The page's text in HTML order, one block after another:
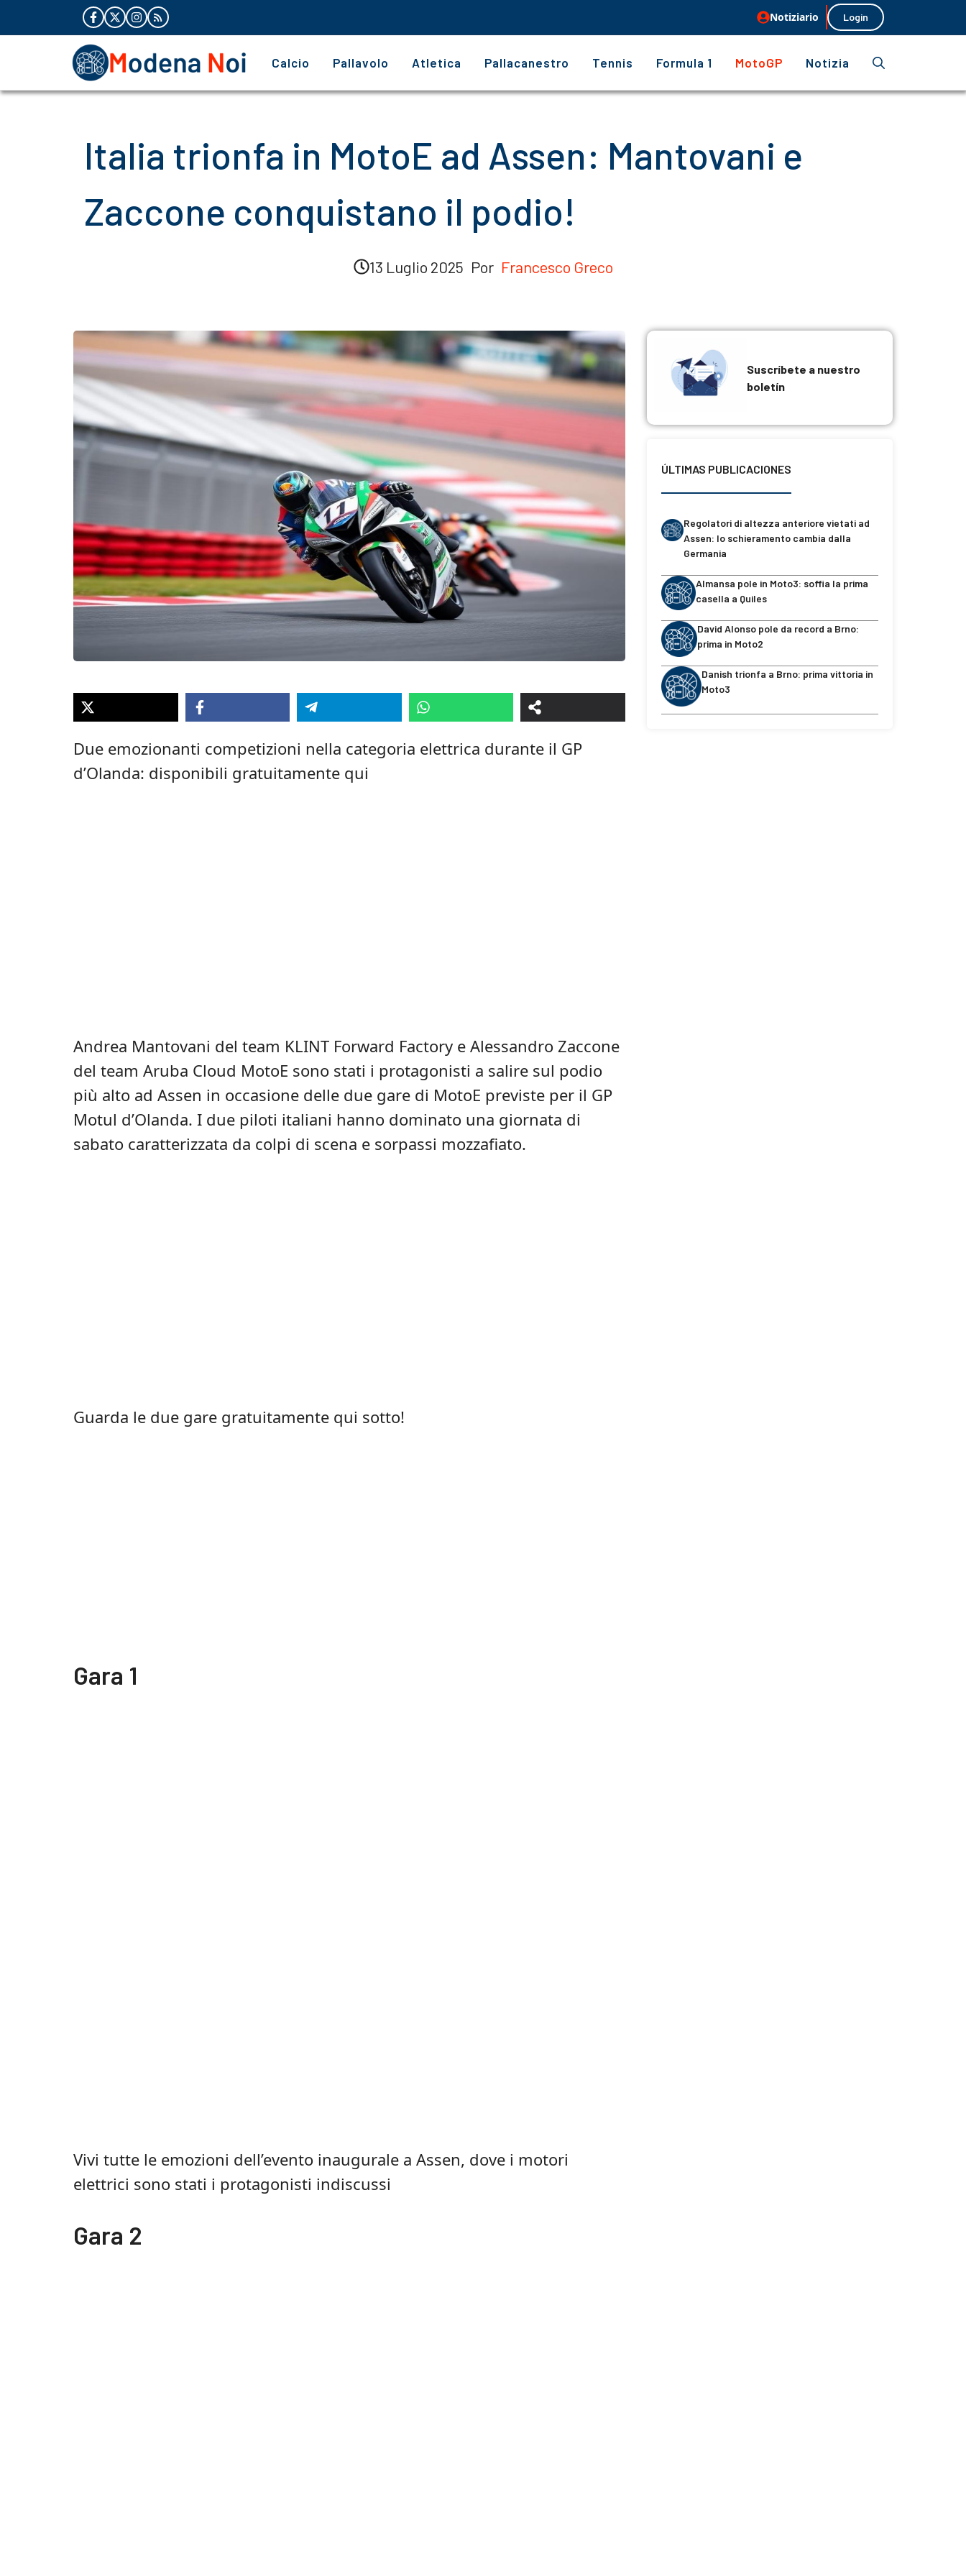
al
Notiziario Login
Calcio Pallavolo Atletica Pallacanestro Tennis Formula 1 MotoGP Notizia
Italia trionfa in MotoE ad Assen: Mantovani e
Zaccone conquistano il podio!
13 Luglio 2025 Por Francesco Greco
Due emozionanti competizioni nella categoria elettrica durante il GP
d’Olanda: disponibili gratuitamente qui
Andrea Mantovani del team KLINT Forward Factory e Alessandro Zaccone
del team Aruba Cloud MotoE sono stati i protagonisti a salire sul podio
più alto ad Assen in occasione delle due gare di MotoE previste per il GP
Motul d’Olanda. I due piloti italiani hanno dominato una giornata di
sabato caratterizzata da colpi di scena e sorpassi mozzafiato.
Guarda le due gare gratuitamente qui sotto!
Gara 1
Vivi tutte le emozioni dell’evento inaugurale a Assen, dove i motori
elettrici sono stati i protagonisti indiscussi
Gara 2
Suscríbete a nuestro
boletín
ÚLTIMAS PUBLICACIONES
Regolatori di altezza anteriore vietati ad
Assen: lo schieramento cambia dalla
Germania
Almansa pole in Moto3: soffia la prima
casella a Quiles
David Alonso pole da record a Brno:
prima in Moto2
Danish trionfa a Brno: prima vittoria in
Moto3